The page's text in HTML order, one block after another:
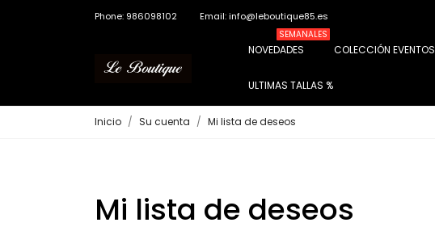
Phone: 986098102 Email: info@leboutique85.es
NOVEDADES
SEMANALES
COLECCIÓN EVENTOS
ULTIMAS TALLAS %
Inicio Su cuenta Mi lista de deseos
Mi lista de deseos